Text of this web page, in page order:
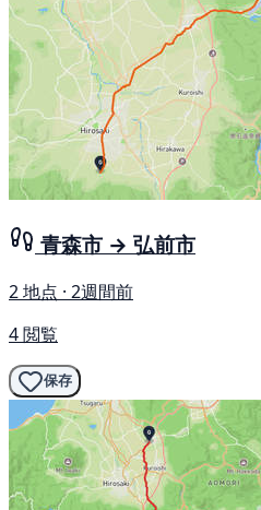
青森市 → 弘前市
2 地点 · 2週間前
4 閲覧
保存